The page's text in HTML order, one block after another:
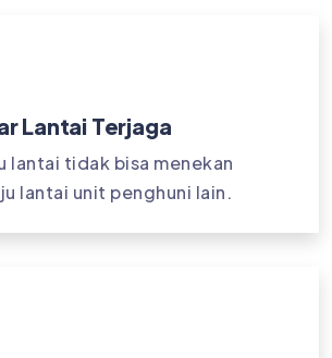
Lantai Terjaga
lantai tidak bisa menekan
lantai unit penghuni lain.